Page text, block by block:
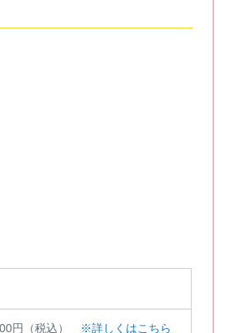
円（税込） ※詳しくはこちら